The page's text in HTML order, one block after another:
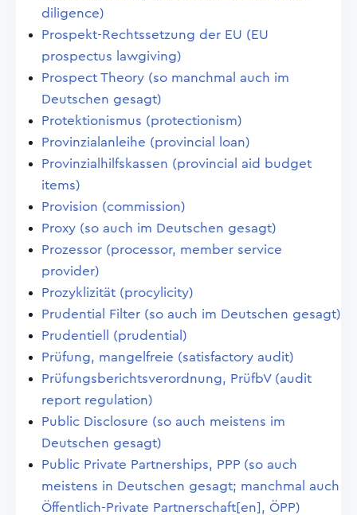
diligence)
Prospekt-Rechtssetzung der EU (EU
prospectus lawgiving)
Prospect Theory (so manchmal auch im
Deutschen gesagt)
Protektionismus (protectionism)
Provinzialanleihe (provincial loan)
Provinzialhilfskassen (provincial aid budget
items)
Provision (commission)
Proxy (so auch im Deutschen gesagt)
Prozessor (processor, member service
provider)
Prozyklizität (procylicity)
Prudential Filter (so auch im Deutschen gesagt)
Prudentiell (prudential)
Prüfung, mangelfreie (satisfactory audit)
Prüfungsberichtsverordnung, PrüfbV (audit
report regulation)
Public Disclosure (so auch meistens im
Deutschen gesagt)
Public Private Partnerships, PPP (so auch
meistens in Deutschen gesagt; manchmal auch
Öffentlich-Private Partnerschaft[en], ÖPP)